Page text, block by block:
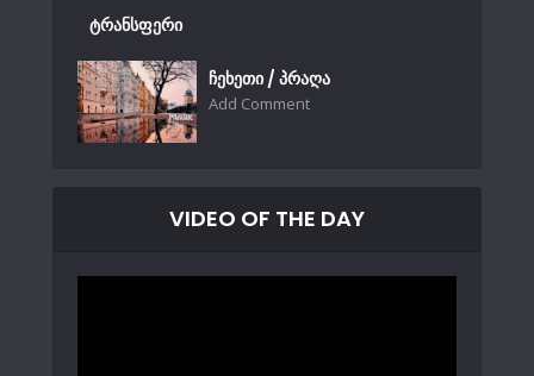
ტრანსფერი
ჩეხეთი / პრაღა
Add Comment
VIDEO OF THE DAY